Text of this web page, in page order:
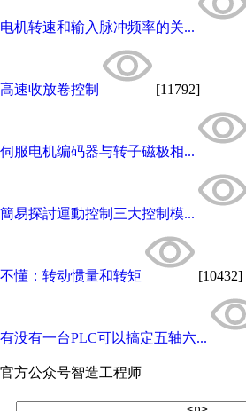
电机转速和输入脉冲频率的关...
高速收放卷控制 [11792]
伺服电机编码器与转子磁极相...
簡易探討運動控制三大控制模...
不懂：转动惯量和转矩 [10432]
有没有一台PLC可以搞定五轴六...
官方公众号智造工程师